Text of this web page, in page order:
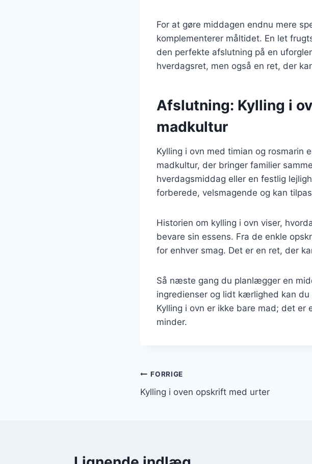
For at gøre middagen endnu mere
komplementerer måltidet. En let
den perfekte afslutning på en
hverdagsret, men også en ret, der
Afslutning: Kylling i
madkultur
Kylling i ovn med timian og rosmarin
madkultur, der bringer familier
hverdagsmiddag eller en festlig
forberede, velsmagende og kan
Historien om kylling i ovn viser,
bevare sin essens. Fra de enkle
for enhver smag. Det er en ret, der
Så næste gang du planlægger en
ingredienser og lidt kærlighed kan
Kylling i ovn er ikke bare mad; det er
minder.
Indlægsnavigation
FORRIGE
Kylling i oven opskrift med urter